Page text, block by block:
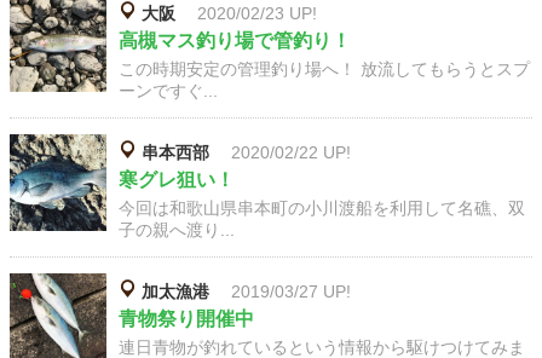
大阪 2020/02/23 UP!
高槻マス釣り場で管釣り！
この時期安定の管理釣り場へ！ 放流してもらうとスプ
ーンですぐ...
串本西部 2020/02/22 UP!
寒グレ狙い！
今回は和歌山県串本町の小川渡船を利用して名礁、双
子の親へ渡り...
加太漁港 2019/03/27 UP!
青物祭り開催中
連日青物が釣れているという情報から駆けつけてみま